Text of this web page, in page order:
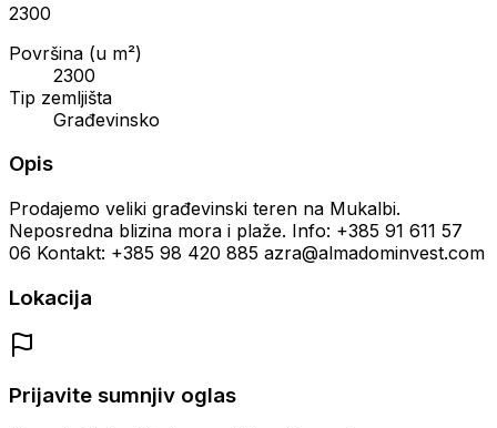
2300
Površina (u m²)
2300
Tip zemljišta
Građevinsko
Opis
Prodajemo veliki građevinski teren na Mukalbi.
Neposredna blizina mora i plaže. Info: +385 91 611 57
06 Kontakt: +385 98 420 885 azra@almadominvest.com
Lokacija
Prijavite sumnjiv oglas